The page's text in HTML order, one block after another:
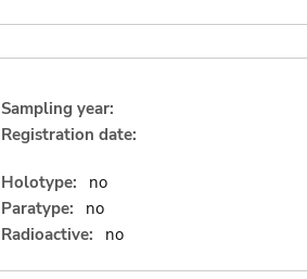
Sampling year:
Registration date:
Holotype:
no
Paratype:
no
Radioactive:
no